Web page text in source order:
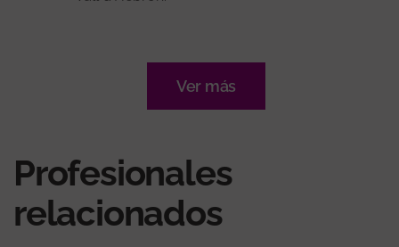
Ver más
Profesionales
relacionados